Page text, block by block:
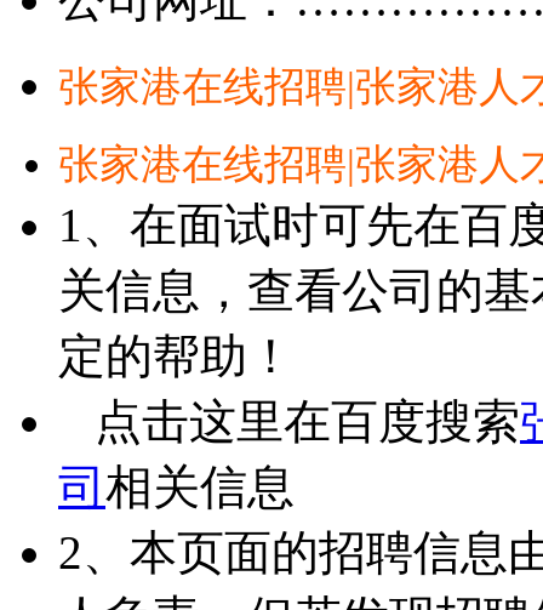
张家港在线招聘|张家港人
张家港在线招聘|张家港人
1、在面试时可先在百
关信息，查看公司的
定的帮助！
点击这里在百度搜索
司 相关信息
2、本页面的招聘信息